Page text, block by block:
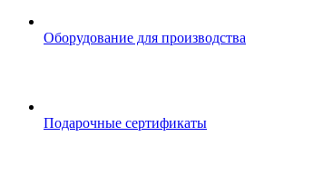
Оборудование для производства
Подарочные сертификаты